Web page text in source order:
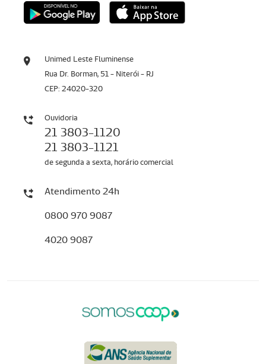
Unimed Leste Fluminense
Rua Dr. Borman, 51 - Niterói - RJ
CEP: 24020-320
Ouvidoria
21 3803-1120
21 3803-1121
de segunda a sexta, horário comercial
Atendimento 24h
0800 970 9087
4020 9087